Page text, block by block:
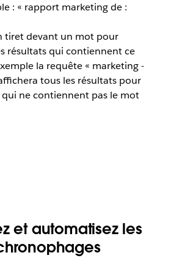
: « rapport marketing de :
tiret devant un mot pour
résultats qui contiennent ce
la requête « marketing -
tous les résultats pour
ne contiennent pas le mot
et automatisez les